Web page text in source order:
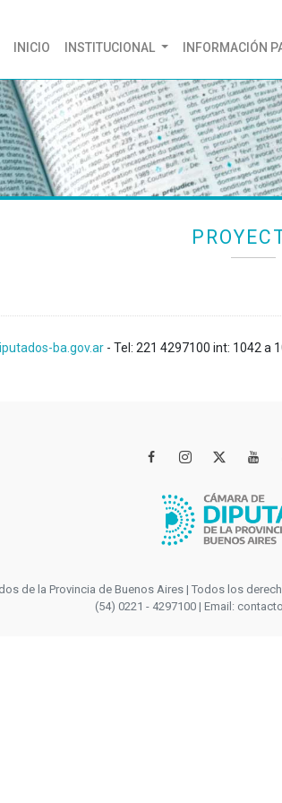
INICIO (CURRENT)
INSTITUCIONAL INFORMACIÓN
ba.gov.ar - Tel: 221 4297100 int: 1042 a
 
de la Provincia de Buenos Aires | Todos los
(54) 0221 - 4297100 | Email: